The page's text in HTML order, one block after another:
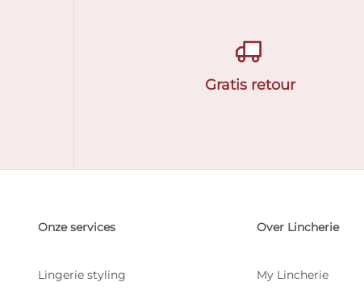
Gratis retour
Onze services
Lingerie styling
Over Lincherie
My Lincherie